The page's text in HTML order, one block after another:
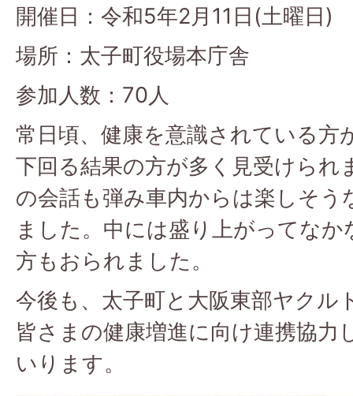
開催日：令和5年2月11日(土曜日)
場所：太子町役場本庁舎
参加人数：70人
常日頃、健康を意識されている方
下回る結果の方が多く見受けられ
の会話も弾み車内からは楽しそう
ました。中には盛り上がってな
方もおられました。
今後も、太子町と大阪東部ヤクル
皆さまの健康増進に向け連携協力
いります。